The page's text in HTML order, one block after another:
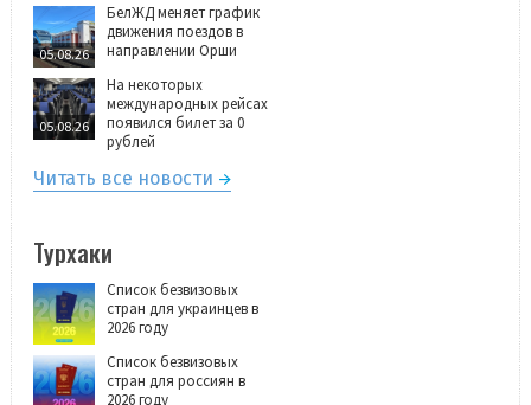
05.08.26
БелЖД меняет график
движения поездов в
направлении Орши
05.08.26
На некоторых
международных рейсах
появился билет за 0
рублей
Читать все новости
Турхаки
Список безвизовых
стран для украинцев в
2026 году
Список безвизовых
стран для россиян в
2026 году